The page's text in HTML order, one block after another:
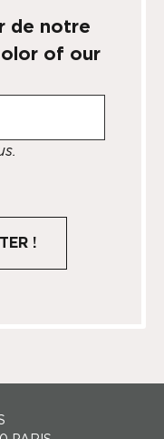
de notre
of our